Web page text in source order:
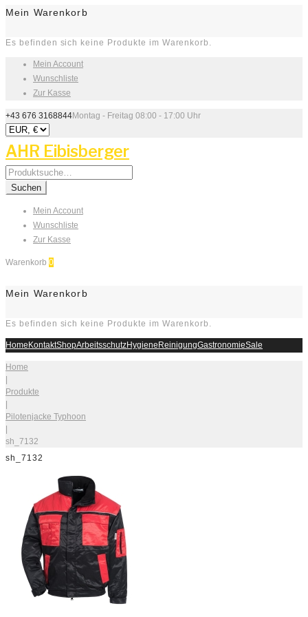
Mein Warenkorb
Es befinden sich keine Produkte im Warenkorb.
Mein Account
Wunschliste
Zur Kasse
+43 676 3168844Montag - Freitag 08:00 - 17:00 Uhr
AHR Eibisberger
Search
for:
Suchen
Mein Account
Wunschliste
Zur Kasse
Warenkorb 0
Mein Warenkorb
Es befinden sich keine Produkte im Warenkorb.
HomeKontaktShopArbeitsschutzHygieneReinigungGastronomieSale
Home
|
Produkte
|
Pilotenjacke Typhoon
|
sh_7132
sh_7132